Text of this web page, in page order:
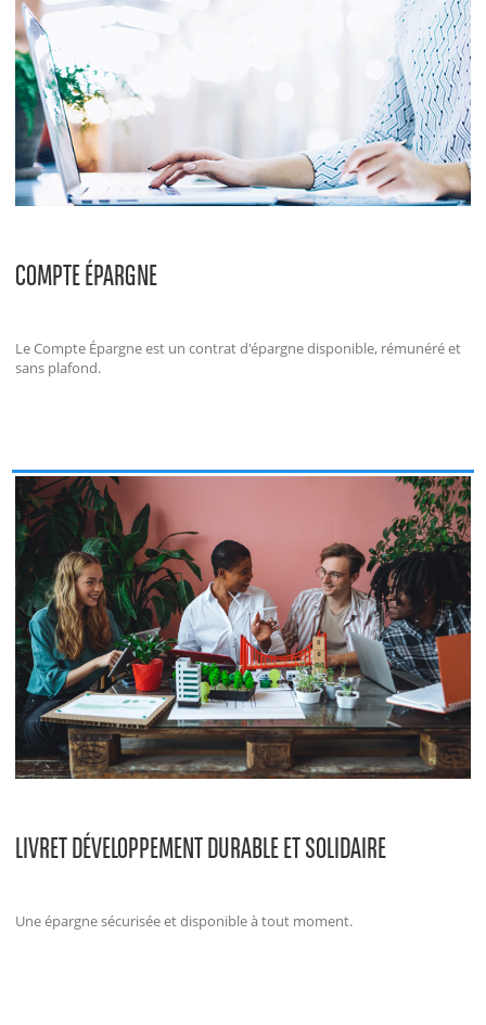
COMPTE ÉPARGNE
Le Compte Épargne est un contrat d'épargne disponible, rémunéré et
sans plafond.
LIVRET DÉVELOPPEMENT DURABLE ET SOLIDAIRE
Une épargne sécurisée et disponible à tout moment.